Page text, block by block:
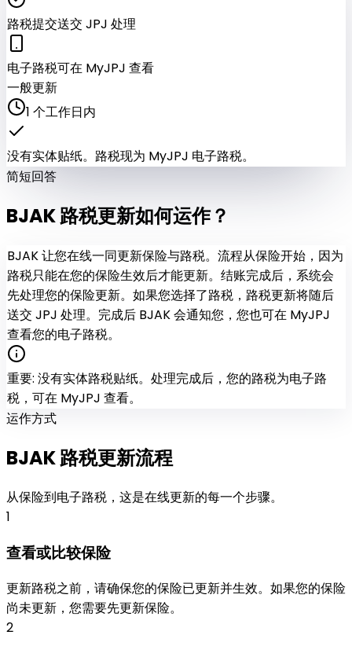
路税提交送交 JPJ 处理
电子路税可在 MyJPJ 查看
一般更新
1 个工作日内
没有实体贴纸。路税现为 MyJPJ 电子路税。
简短回答
BJAK路税更新如何运作？
BJAK 让您在线一同更新保险与路税。流程从保险开始，因为
路税只能在您的保险生效后才能更新。 结账完成后，系统会
先处理您的保险更新。如果您选择了路税，路税更新将随后
送交 JPJ 处理。完成后 BJAK 会通知您，您也可在 MyJPJ
查看您的电子路税。
重要: 没有实体路税贴纸。处理完成后，您的路税为电子路
税，可在 MyJPJ 查看。
运作方式
BJAK路税更新流程
从保险到电子路税，这是在线更新的每一个步骤。
1
查看或比较保险
更新路税之前，请确保您的保险已更新并生效。如果您的保险
尚未更新，您需要先更新保险。
2